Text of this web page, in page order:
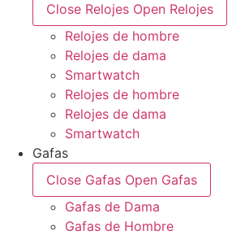
Close Relojes Open Relojes
Relojes de hombre
Relojes de dama
Smartwatch
Relojes de hombre
Relojes de dama
Smartwatch
Gafas
Close Gafas Open Gafas
Gafas de Dama
Gafas de Hombre